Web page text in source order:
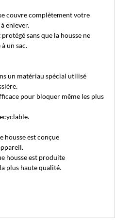
couvre complètement votre
enlever.
sans que la housse ne
un sac.
un matériau spécial utilisé
pour bloquer même les plus
housse est conçue
housse est produite
plus haute qualité.